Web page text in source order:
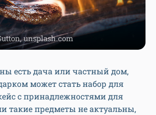
unsplash.com
есть дача или частный дом,
может стать набор для
с принадлежностями для
такие предметы не актуальны,